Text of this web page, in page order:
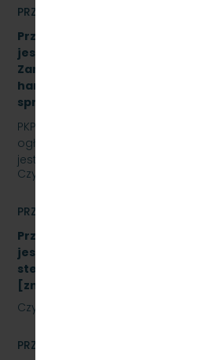
PRZETARGI
Przetarg nieograniczony,
jest „sukcesywna dostawa do
Zamawiającego – 9.525 szt.
hamulcowych z dylatacjami typu
sprawy: SKMMU.086.42.22
PKP SZYBKA KOLEJ MIEJSKA W
ogłasza przetarg nieograniczony,
jest „sukcesywna dostawa do
Czytaj dalej
PRZETARGI
Przetarg nieograniczony,
jest modernizacja i rozbudowa
sterowania radiołącznością na
[znak: SKMMU.086.43.22]
Czytaj dalej
PRZETARGI